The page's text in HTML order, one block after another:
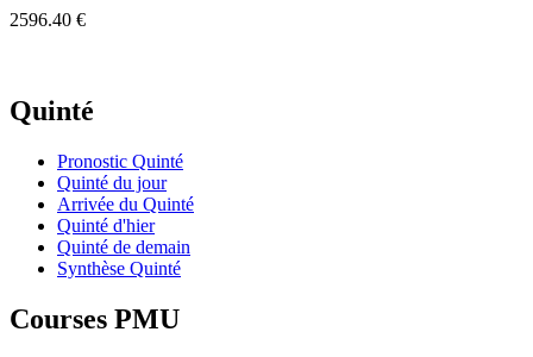
2596.40 €
Quinté
Pronostic Quinté
Quinté du jour
Arrivée du Quinté
Quinté d'hier
Quinté de demain
Synthèse Quinté
Courses PMU